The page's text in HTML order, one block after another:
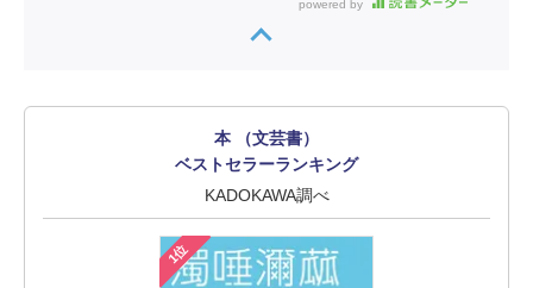
powered by
本 （文芸書）
ベストセラーランキング
KADOKAWA調べ
1位